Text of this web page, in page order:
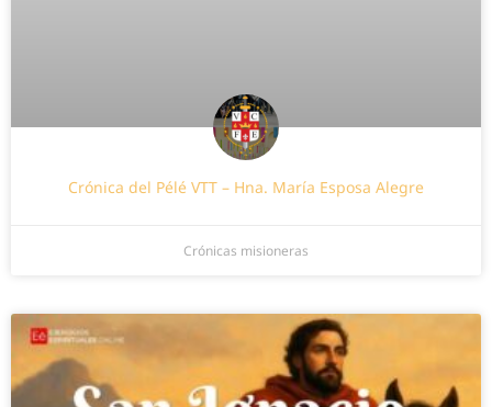
Crónica del Pélé VTT – Hna. María Esposa Alegre
Crónicas misioneras